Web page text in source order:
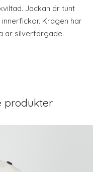
Jackan är tunt
Kragen har
är silverfärgade.
produkter